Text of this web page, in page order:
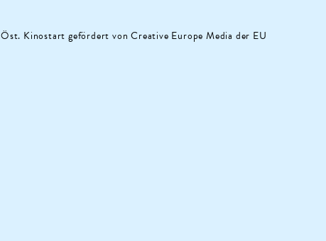
Öst. Kinostart gefördert von Creative Europe Media der EU